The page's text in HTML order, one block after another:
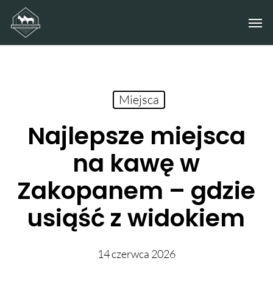
Skip
main
Miejsca
Najlepsze miejsca
na kawę w
Zakopanem – gdzie
usiąść z widokiem
14 czerwca 2026